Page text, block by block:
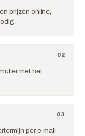
prijzen online,
02
met het
03
per e-mail —